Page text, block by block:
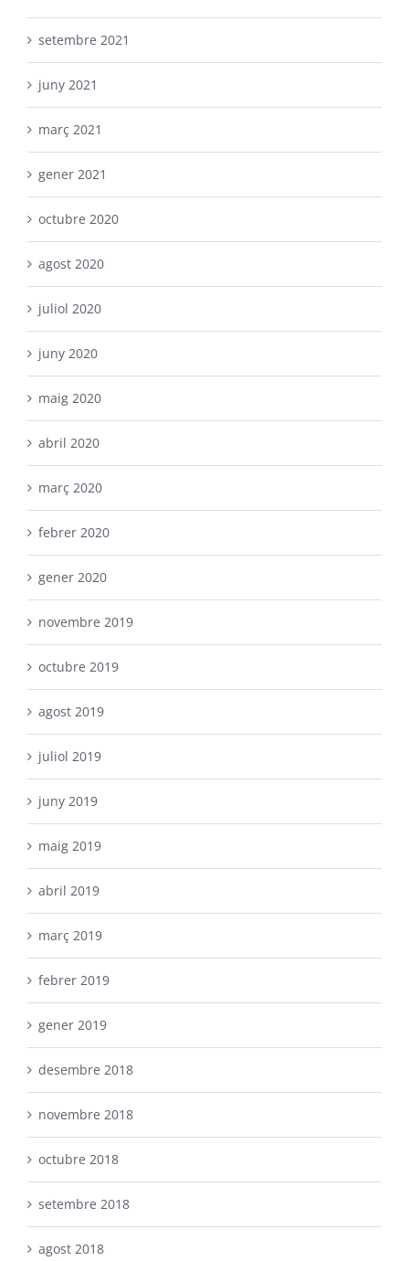
setembre 2021
juny 2021
març 2021
gener 2021
octubre 2020
agost 2020
juliol 2020
juny 2020
maig 2020
abril 2020
març 2020
febrer 2020
gener 2020
novembre 2019
octubre 2019
agost 2019
juliol 2019
juny 2019
maig 2019
abril 2019
març 2019
febrer 2019
gener 2019
desembre 2018
novembre 2018
octubre 2018
setembre 2018
agost 2018